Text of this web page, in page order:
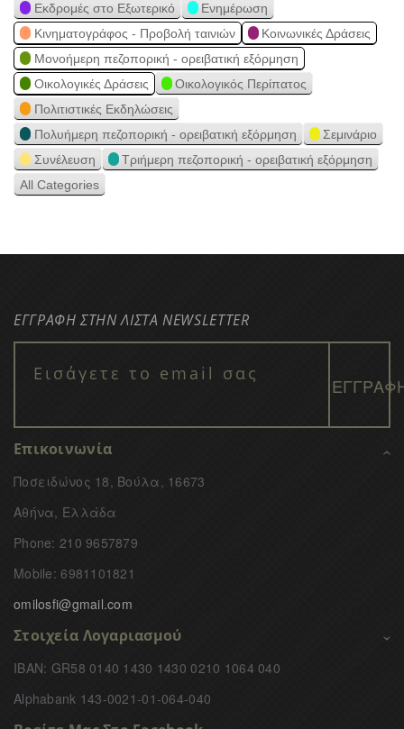
Εκδρομές στο Εξωτερικό
Ενημέρωση
Κινηματογράφος - Προβολή ταινιών
Κοινωνικές Δράσεις
Μονοήμερη πεζοπορική - ορειβατική εξόρμηση
Οικολογικές Δράσεις
Οικολογικός Περίπατος
Πολιτιστικές Εκδηλώσεις
Πολυήμερη πεζοπορική - ορειβατική εξόρμηση
Σεμινάριο
Συνέλευση
Τριήμερη πεζοπορική - ορειβατική εξόρμηση
All Categories
ΕΓΓΡΑΦΗ ΣΤΗΝ ΛΙΣΤΑ NEWSLETTER
Επικοινωνία
Ποσειδώνος 18, Βούλα, 16673
Αθήνα, Ελλάδα
Phone: 210 9657879
Mobile: 6981101821
omilosfi@gmail.com
Στοιχεία Λογαριασμού
IBAN: GR58 0140 1430 1430 0210 1064 040
Alphabank 143-0021-01-064-040